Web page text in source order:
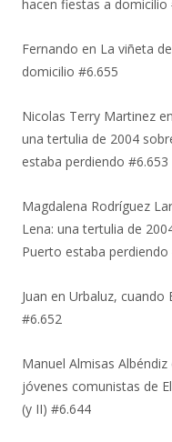
hacen fiestas a domicilio
Fernando en La viñeta
domicilio #6.655
Nicolas Terry Martinez en
una tertulia de 2004
estaba perdiendo #6.653
Magdalena Rodríguez
Lena: una tertulia de
Puerto estaba perdiendo
Juan en Urbaluz, cuando
#6.652
Manuel Almisas Albéndiz
jóvenes comunistas de
(y II) #6.644